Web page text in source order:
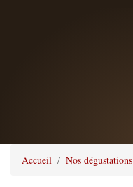
Accueil Nos dégustations